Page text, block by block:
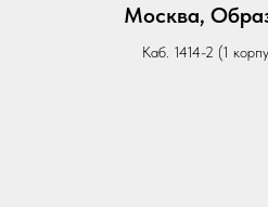
Москва,
Каб. 1414-2 (1